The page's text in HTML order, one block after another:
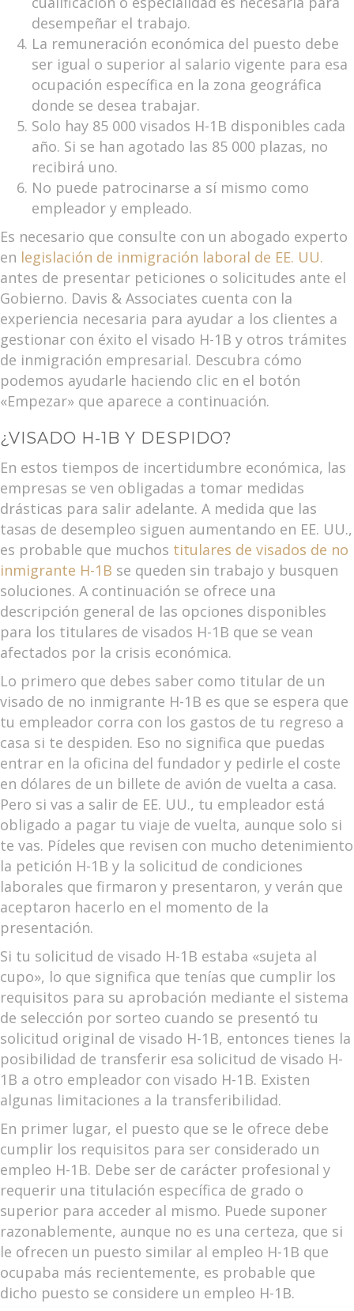
desempeñar el trabajo.
La remuneración económica del puesto debe
ser igual o superior al salario vigente para esa
ocupación específica en la zona geográfica
donde se desea trabajar.
Solo hay 85 000 visados H-1B disponibles cada
año. Si se han agotado las 85 000 plazas, no
recibirá uno.
No puede patrocinarse a sí mismo como
empleador y empleado.
Es necesario que consulte con un abogado experto
en legislación de inmigración laboral de EE. UU.
antes de presentar peticiones o solicitudes ante el
Gobierno. Davis & Associates cuenta con la
experiencia necesaria para ayudar a los clientes a
gestionar con éxito el visado H-1B y otros trámites
de inmigración empresarial. Descubra cómo
podemos ayudarle haciendo clic en el botón
«Empezar» que aparece a continuación.
¿VISADO H-1B Y DESPIDO?
En estos tiempos de incertidumbre económica, las
empresas se ven obligadas a tomar medidas
drásticas para salir adelante. A medida que las
tasas de desempleo siguen aumentando en EE. UU.,
es probable que muchos titulares de visados de no
inmigrante H-1B se queden sin trabajo y busquen
soluciones. A continuación se ofrece una
descripción general de las opciones disponibles
para los titulares de visados H-1B que se vean
afectados por la crisis económica.
Lo primero que debes saber como titular de un
visado de no inmigrante H-1B es que se espera que
tu empleador corra con los gastos de tu regreso a
casa si te despiden. Eso no significa que puedas
entrar en la oficina del fundador y pedirle el coste
en dólares de un billete de avión de vuelta a casa.
Pero si vas a salir de EE. UU., tu empleador está
obligado a pagar tu viaje de vuelta, aunque solo si
te vas. Pídeles que revisen con mucho detenimiento
la petición H-1B y la solicitud de condiciones
laborales que firmaron y presentaron, y verán que
aceptaron hacerlo en el momento de la
presentación.
Si tu solicitud de visado H-1B estaba «sujeta al
cupo», lo que significa que tenías que cumplir los
requisitos para su aprobación mediante el sistema
de selección por sorteo cuando se presentó tu
solicitud original de visado H-1B, entonces tienes la
posibilidad de transferir esa solicitud de visado H-
1B a otro empleador con visado H-1B. Existen
algunas limitaciones a la transferibilidad.
En primer lugar, el puesto que se le ofrece debe
cumplir los requisitos para ser considerado un
empleo H-1B. Debe ser de carácter profesional y
requerir una titulación específica de grado o
superior para acceder al mismo. Puede suponer
razonablemente, aunque no es una certeza, que si
le ofrecen un puesto similar al empleo H-1B que
ocupaba más recientemente, es probable que
dicho puesto se considere un empleo H-1B.